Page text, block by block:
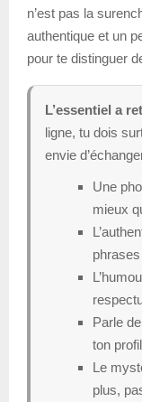
n’est pas la
authentique et un
pour te distinguer
L’essentiel a
ligne, tu dois
envie
Une
mieux
Parle
ton
Le
plus,